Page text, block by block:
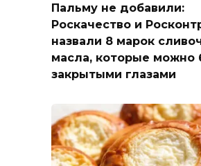
Пальму не добавили:
Роскачество и
назвали 8 марок
масла, которые можно
закрытыми глазами